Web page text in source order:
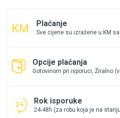
Plaćanje
Sve cijene su izražene u KM
Opcije plaćanja
Gotovinom pri isporuci, Žiralno
Rok isporuke
24-48h (za robu koja je na